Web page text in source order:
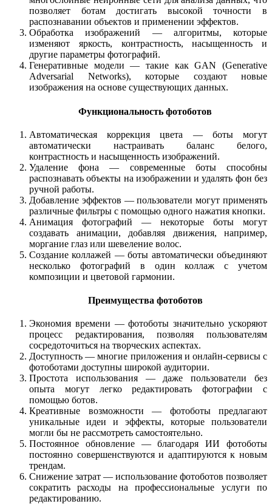
позволяет ботам достигать высокой точности в
распознавании объектов и применении эффектов.
Обработка изображений — алгоритмы, которые
изменяют яркость, контрастность, насыщенность и
другие параметры фотографий.
Генеративные модели — такие как GAN (Generative
Adversarial Networks), которые создают новые
изображения на основе существующих данных.
Функциональность фотоботов
Автоматическая коррекция цвета — боты могут
автоматически настраивать баланс белого,
контрастность и насыщенность изображений.
Удаление фона — современные боты способны
распознавать объекты на изображении и удалять фон без
ручной работы.
Добавление эффектов — пользователи могут применять
различные фильтры с помощью одного нажатия кнопки.
Анимация фотографий — некоторые боты могут
создавать анимации, добавляя движения, например,
моргание глаз или шевеление волос.
Создание коллажей — боты автоматически объединяют
несколько фотографий в один коллаж с учетом
композиции и цветовой гармонии.
Преимущества фотоботов
Экономия времени — фотоботы значительно ускоряют
процесс редактирования, позволяя пользователям
сосредоточиться на творческих аспектах.
Доступность — многие приложения и онлайн-сервисы с
фотоботами доступны широкой аудитории.
Простота использования — даже пользователи без
опыта могут легко редактировать фотографии с
помощью ботов.
Креативные возможности — фотоботы предлагают
уникальные идеи и эффекты, которые пользователи
могли бы не рассмотреть самостоятельно.
Постоянное обновление — благодаря ИИ фотоботы
постоянно совершенствуются и адаптируются к новым
трендам.
Снижение затрат — использование фотоботов позволяет
сократить расходы на профессиональные услуги по
редактированию.